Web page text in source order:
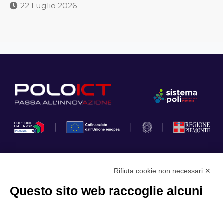
22 Luglio 2026
Cookie Policy
Rifiuta cookie non necessari ✕
Questo sito web raccoglie alcuni